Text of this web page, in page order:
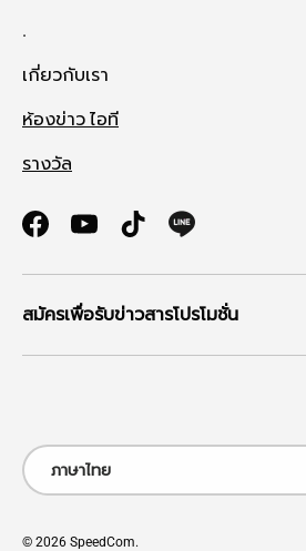
.
เกี่ยวกับเรา
ห้องข่าว ไอที
รางวัล
FacebookYouTubeTikTok
สมัครเพื่อรับข่าวสารโปรโมชั่น
ภาษา
ภาษาไทย
© 2026 SpeedCom.